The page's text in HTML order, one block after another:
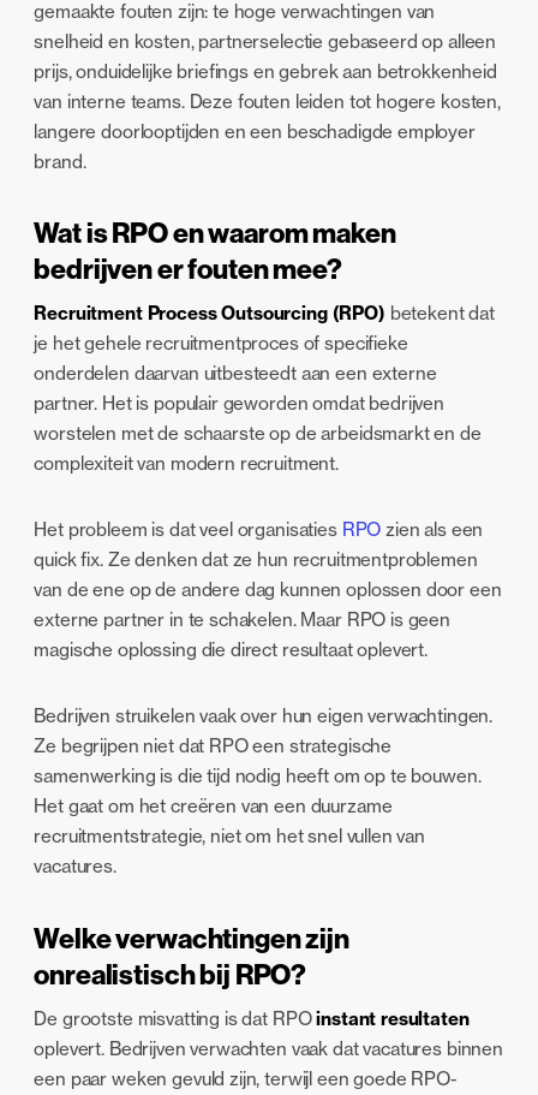
gemaakte fouten zijn: te hoge verwachtingen van
snelheid en kosten, partnerselectie gebaseerd op alleen
prijs, onduidelijke briefings en gebrek aan betrokkenheid
van interne teams. Deze fouten leiden tot hogere kosten,
langere doorlooptijden en een beschadigde employer
brand.
Wat is RPO en waarom maken
bedrijven er fouten mee?
Recruitment Process Outsourcing (RPO) betekent dat
je het gehele recruitmentproces of specifieke
onderdelen daarvan uitbesteedt aan een externe
partner. Het is populair geworden omdat bedrijven
worstelen met de schaarste op de arbeidsmarkt en de
complexiteit van modern recruitment.
Het probleem is dat veel organisaties RPO zien als een
quick fix. Ze denken dat ze hun recruitmentproblemen
van de ene op de andere dag kunnen oplossen door een
externe partner in te schakelen. Maar RPO is geen
magische oplossing die direct resultaat oplevert.
Bedrijven struikelen vaak over hun eigen verwachtingen.
Ze begrijpen niet dat RPO een strategische
samenwerking is die tijd nodig heeft om op te bouwen.
Het gaat om het creëren van een duurzame
recruitmentstrategie, niet om het snel vullen van
vacatures.
Welke verwachtingen zijn
onrealistisch bij RPO?
De grootste misvatting is dat RPOinstant resultaten
oplevert. Bedrijven verwachten vaak dat vacatures binnen
een paar weken gevuld zijn, terwijl een goede RPO-